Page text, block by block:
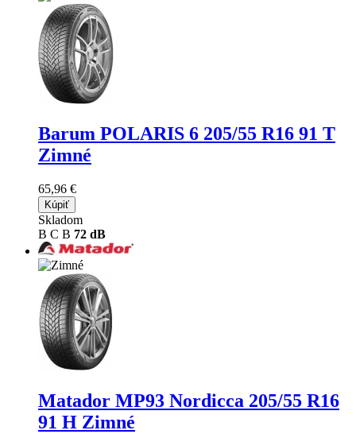
Barum POLARIS 6 205/55 R16 91 T
Zimné
65,96 €
Kúpiť
Skladom
B C B 72 dB
Matador MP93 Nordicca 205/55 R16
91 H Zimné